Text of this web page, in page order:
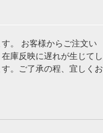
。 お客様からご注文い
庫反映に遅れが生じてし
。ご了承の程、宜しくお